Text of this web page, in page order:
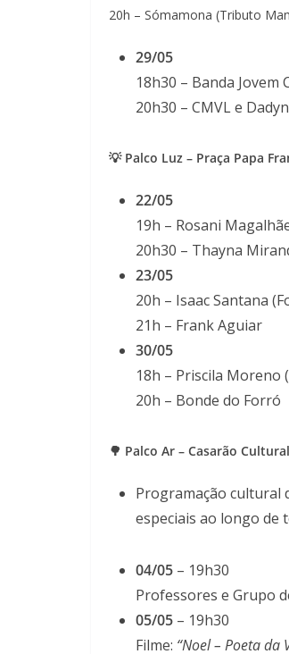
20h – Sómamona (Tributo
29/05
18h30 – Banda Jovem
20h30 – CMVL e
💡 Palco Luz – Praça Papa
22/05
19h – Rosani
20h30 – Thayna
23/05
20h – Isaac Santana
21h – Frank Aguiar
30/05
18h – Priscila Moreno
20h – Bonde do Forró
🌳 Palco Ar – Casarão
Programação cultural
especiais ao longo de
04/05 – 19h30
Professores e Grupo
05/05 – 19h30
Filme: “Noel – Poeta da